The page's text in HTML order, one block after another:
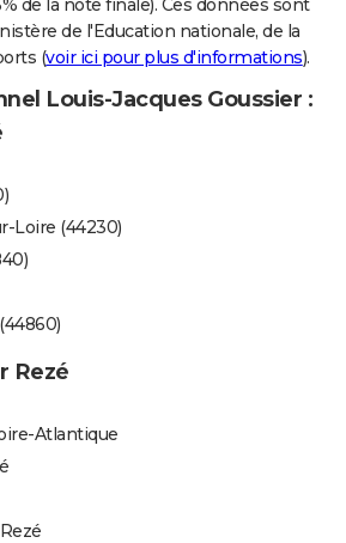
de l'Education nationale, de la
(voir ici pour plus d'informations).
Louis-Jacques Goussier :
Loire (44230)
Rezé
Atlantique